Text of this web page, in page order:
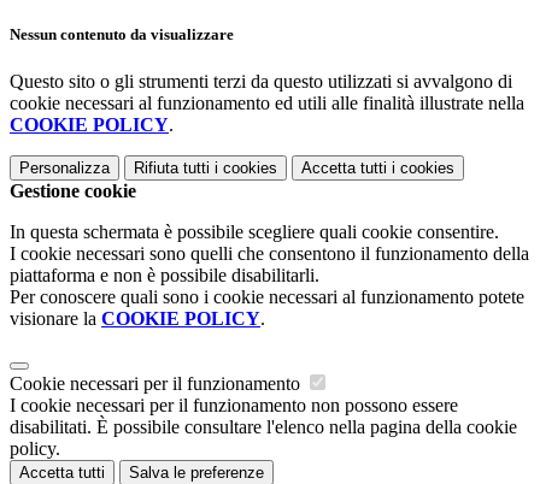
Nessun contenuto da visualizzare
Questo sito o gli strumenti terzi da questo utilizzati si avvalgono di
cookie necessari al funzionamento ed utili alle finalità illustrate nella
COOKIE POLICY.
Personalizza Rifiuta tutti i cookies Accetta tutti i cookies
Gestione cookie
In questa schermata è possibile scegliere quali cookie consentire.
I cookie necessari sono quelli che consentono il funzionamento della
piattaforma e non è possibile disabilitarli.
Per conoscere quali sono i cookie necessari al funzionamento potete
visionare la COOKIE POLICY.
Cookie necessari per il funzionamento
I cookie necessari per il funzionamento non possono essere
disabilitati. È possibile consultare l'elenco nella pagina della cookie
policy.
Accetta tutti Salva le preferenze